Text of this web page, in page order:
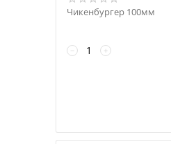
Чикенбургер 100мм
+
−